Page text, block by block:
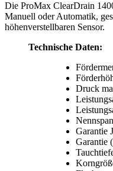
Die ProMax ClearDrain
Manuell oder Automatik,
höhenverstellbaren Sensor.
Technische Daten:
Druck
Garantie
Garantie